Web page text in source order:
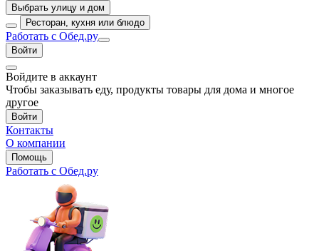
Выбрать улицу и дом
Ресторан, кухня или блюдо
Работать с Обед.ру
Войти
Войдите в аккаунт
Чтобы заказывать еду, продукты товары для дома и многое
другое
Войти
Контакты
О компании
Помощь
Работать с Обед.ру